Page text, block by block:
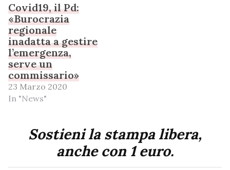
Covid19, il Pd:
«Burocrazia
regionale
inadatta a gestire
l’emergenza,
serve un
commissario»
23 Marzo 2020
In "News"
Sostieni la stampa libera,
anche con 1 euro.